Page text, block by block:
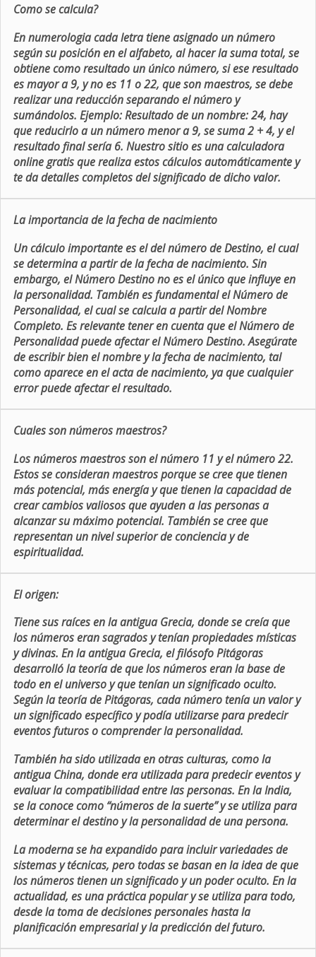
Como se calcula?
En numerologia cada letra tiene asignado un número
según su posición en el alfabeto, al hacer la suma total, se
obtiene como resultado un único número, si ese resultado
es mayor a 9, y no es 11 o 22, que son maestros, se debe
realizar una reducción separando el número y
sumándolos. Ejemplo: Resultado de un nombre: 24, hay
que reducirlo a un número menor a 9, se suma 2 + 4, y el
resultado final sería 6. Nuestro sitio es una calculadora
online gratis que realiza estos cálculos automáticamente y
te da detalles completos del significado de dicho valor.
La importancia de la fecha de nacimiento
Un cálculo importante es el del número de Destino, el cual
se determina a partir de la fecha de nacimiento. Sin
embargo, el Número Destino no es el único que influye en
la personalidad. También es fundamental el Número de
Personalidad, el cual se calcula a partir del Nombre
Completo. Es relevante tener en cuenta que el Número de
Personalidad puede afectar el Número Destino. Asegúrate
de escribir bien el nombre y la fecha de nacimiento, tal
como aparece en el acta de nacimiento, ya que cualquier
error puede afectar el resultado.
Cuales son números maestros?
Los números maestros son el número 11 y el número 22.
Estos se consideran maestros porque se cree que tienen
más potencial, más energía y que tienen la capacidad de
crear cambios valiosos que ayuden a las personas a
alcanzar su máximo potencial. También se cree que
representan un nivel superior de conciencia y de
espiritualidad.
El origen:
Tiene sus raíces en la antigua Grecia, donde se creía que
los números eran sagrados y tenían propiedades místicas
y divinas. En la antigua Grecia, el filósofo Pitágoras
desarrolló la teoría de que los números eran la base de
todo en el universo y que tenían un significado oculto.
Según la teoría de Pitágoras, cada número tenía un valor y
un significado específico y podía utilizarse para predecir
eventos futuros o comprender la personalidad.
También ha sido utilizada en otras culturas, como la
antigua China, donde era utilizada para predecir eventos y
evaluar la compatibilidad entre las personas. En la India,
se la conoce como “números de la suerte” y se utiliza para
determinar el destino y la personalidad de una persona.
La moderna se ha expandido para incluir variedades de
sistemas y técnicas, pero todas se basan en la idea de que
los números tienen un significado y un poder oculto. En la
actualidad, es una práctica popular y se utiliza para todo,
desde la toma de decisiones personales hasta la
planificación empresarial y la predicción del futuro.